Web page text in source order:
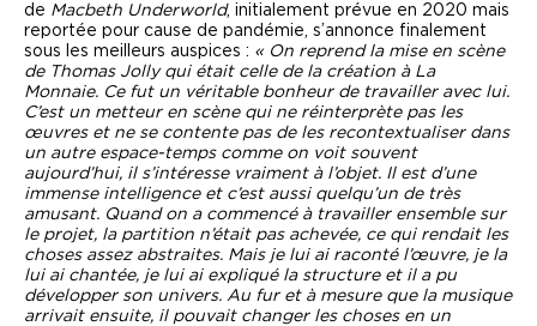
de Macbeth Underworld, initialement prévue en 2020 mais
reportée pour cause de pandémie, s’annonce finalement
sous les meilleurs auspices : « On reprend la mise en scène
de Thomas Jolly qui était celle de la création à La
Monnaie. Ce fut un véritable bonheur de travailler avec lui.
C’est un metteur en scène qui ne réinterprète pas les
œuvres et ne se contente pas de les recontextualiser dans
un autre espace-temps comme on voit souvent
aujourd’hui, il s’intéresse vraiment à l’objet. Il est d’une
immense intelligence et c’est aussi quelqu’un de très
amusant. Quand on a commencé à travailler ensemble sur
le projet, la partition n’était pas achevée, ce qui rendait les
choses assez abstraites. Mais je lui ai raconté l’œuvre, je la
lui ai chantée, je lui ai expliqué la structure et il a pu
développer son univers. Au fur et à mesure que la musique
arrivait ensuite, il pouvait changer les choses en un